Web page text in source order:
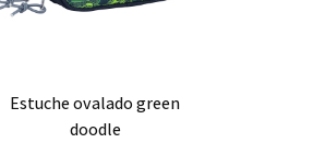
Agregar Detalle
estuche ovalado green
doodle